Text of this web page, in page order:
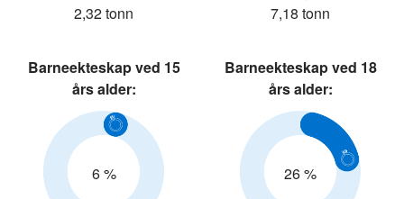
2,32 tonn
7,18 tonn
Barneekteskap ved 15
års alder:
6 %
Barneekteskap ved 18
års alder:
26 %